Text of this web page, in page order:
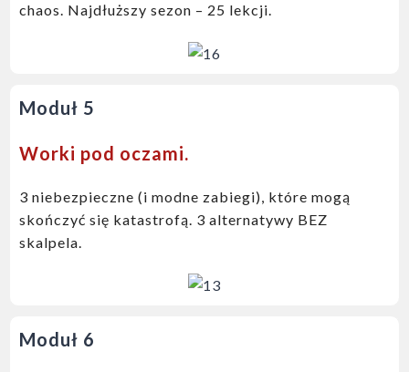
chaos. Najdłuższy sezon – 25 lekcji.
Moduł 5
Worki pod oczami.
3 niebezpieczne (i modne zabiegi), które mogą
skończyć się katastrofą. 3 alternatywy BEZ
skalpela.
Moduł 6